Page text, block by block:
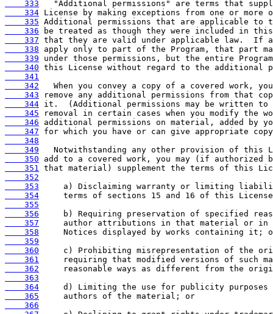
    333
    334
    335
    336
    337
    338
    339
    340
    341
    342
    343
    344
    345
    346
    347
    348
    349
    350
    351
    352
    353
    354
    355
    356
    357
    358
    359
    360
    361
    362
    363
    364
    365
    366